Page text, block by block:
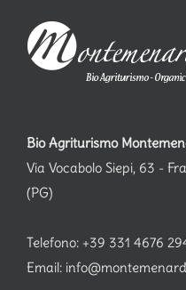
Bio Agriturismo
Via Vocabolo Siepi, 63 -
(PG)
Telefono: +39 331 4676
Email: